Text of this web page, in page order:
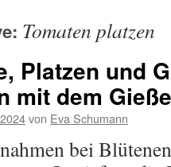
Tomaten platzen
Platzen und
mit dem
von Eva Schumann
bei